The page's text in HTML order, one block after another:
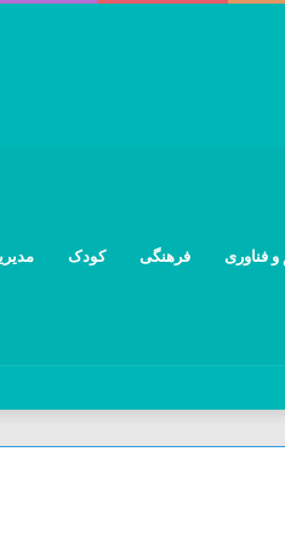
و فناوری فرهنگی کودک
رسید؛ پل راه‌آهن هشتگرد آماده